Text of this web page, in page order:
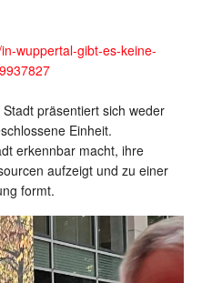
wuppertal-gibt-es-keine-
präsentiert sich weder
Einheit.
erkennbar macht, ihre
aufzeigt und zu einer
formt.